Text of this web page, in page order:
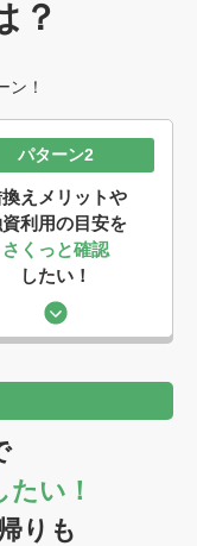
？
ン！
パターン2
えメリットや
利用の目安を
さくっと確認
したい！
い！
りも